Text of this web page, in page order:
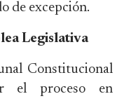
de excepción.
Legislativa
Constitucional
el proceso en